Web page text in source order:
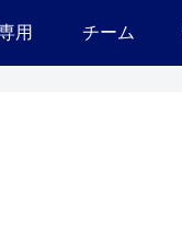
用 チーム